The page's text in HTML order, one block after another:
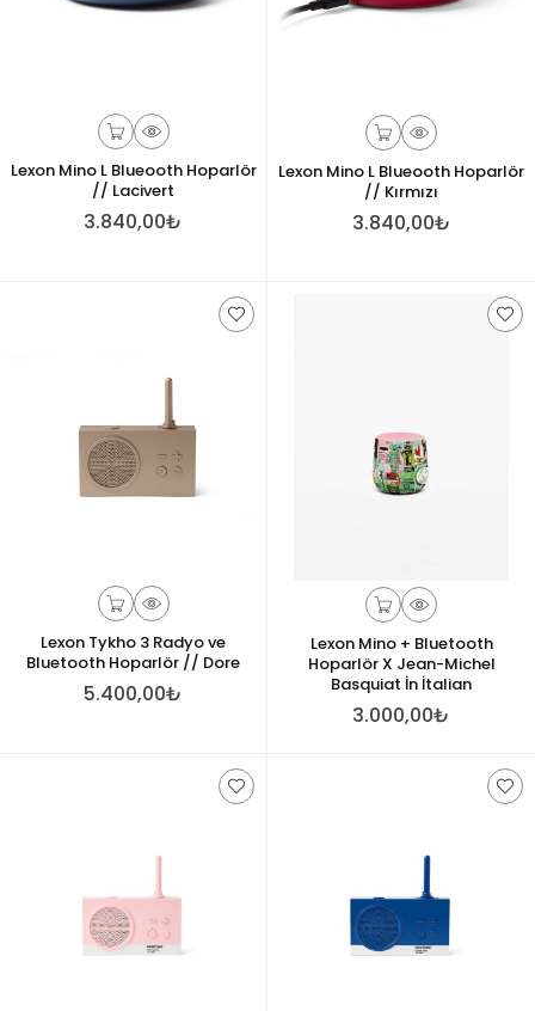
Lexon Mino L Blueooth Hoparlör
// Lacivert
3.840,00₺
Lexon Mino L Blueooth Hoparlör
// Kırmızı
3.840,00₺
Lexon Tykho 3 Radyo ve
Bluetooth Hoparlör // Dore
5.400,00₺
Lexon Mino + Bluetooth
Hoparlör X Jean-Michel
Basquiat İn İtalian
3.000,00₺